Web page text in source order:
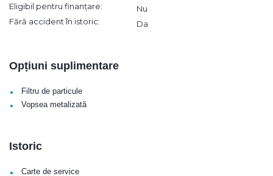
Eligibil pentru finanțare:
Nu
Fără accident în istoric:
Da
Opțiuni suplimentare
• Filtru de particule
• Vopsea metalizată
Istoric
• Carte de service